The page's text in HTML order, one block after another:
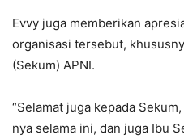
Evvy juga memberikan
organisasi tersebut,
(Sekum) APNI.
“Selamat juga kepada
nya selama ini, dan juga Ibu